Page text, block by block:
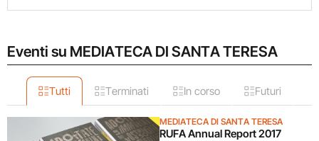
Eventi su MEDIATECA DI SANTA TERESA
Tutti Terminati In corso Futuri
MEDIATECA DI SANTA TERESA
RUFA Annual Report 2017